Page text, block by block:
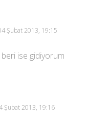
Şubat 2013, 19:15
ise gidiyorum
Şubat 2013, 19:16